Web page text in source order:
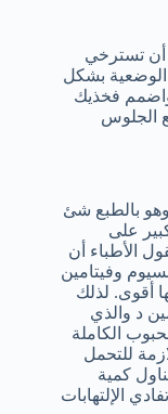
أن تسترخي
بشكل
فخذيك
الجلوس
وهو بالطبع شئ
على
الأطباء أن
وفيتامين
أقوى. لذلك
د والذي
الكاملة
للتحمل
كمية
الإلتهابات